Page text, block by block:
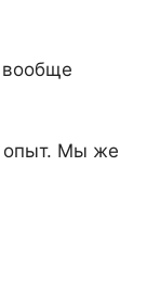
вообще
Мы же